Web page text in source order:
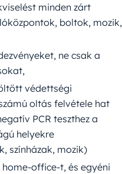
minden zárt
boltok, mozik,
ne csak a
védettségi
oltás felvétele hat
PCR teszthez a
helyekre
színházak, mozik)
office-t, és egyéni